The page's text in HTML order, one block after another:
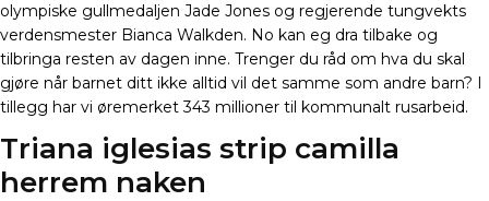
olympiske gullmedaljen Jade Jones og regjerende tungvekts
verdensmester Bianca Walkden. No kan eg dra tilbake og
tilbringa resten av dagen inne. Trenger du råd om hva du skal
gjøre når barnet ditt ikke alltid vil det samme som andre barn? I
tillegg har vi øremerket 343 millioner til kommunalt rusarbeid.
Triana iglesias strip camilla
herrem naken